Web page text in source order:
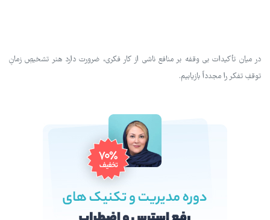
در میان تأکیدات بی وقفه بر منافع ناشی از کار فکری، ضرورت دارد هنر تشخیصِ زمانِ
توقفِ تفکر را مجدداً بازیابیم.